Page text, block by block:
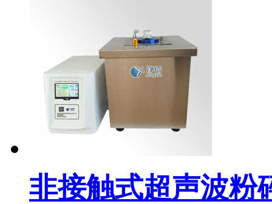
非接触式超声波粉